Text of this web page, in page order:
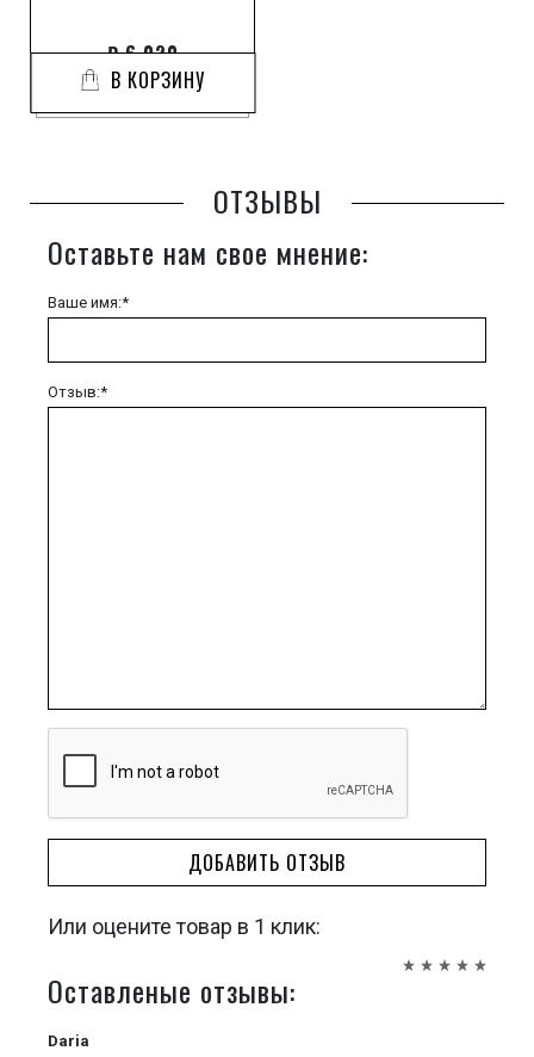
₽6 020
В КОРЗИНУ
ОТЗЫВЫ
Оставьте нам свое мнение:
Ваше имя:*
Отзыв:*
ДОБАВИТЬ ОТЗЫВ
Или оцените товар в 1 клик:
Оставленые отзывы:
Daria